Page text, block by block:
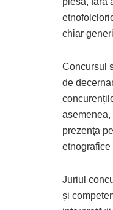
chiar
Concursul
de
prezenţa
etnografice
Juriul
și